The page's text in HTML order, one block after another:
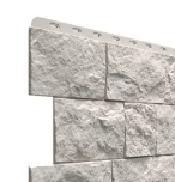
избранное сравнить